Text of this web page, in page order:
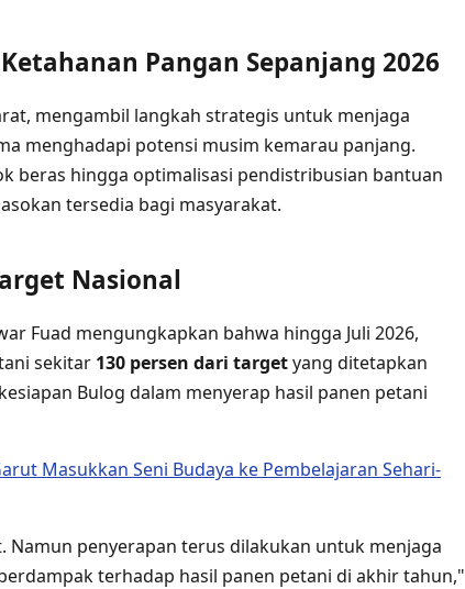
Pangan Sepanjang 2026
mengambil langkah strategis untuk menjaga
menghadapi potensi musim kemarau panjang.
beras hingga optimalisasi pendistribusian bantuan
tersedia bagi masyarakat.
Nasional
Fuad mengungkapkan bahwa hingga Juli 2026,
sekitar 130 persen dari targetyang ditetapkan
Bulog dalam menyerap hasil panen petani
Masukkan Seni Budaya ke Pembelajaran Sehari-
penyerapan terus dilakukan untuk menjaga
terhadap hasil panen petani di akhir tahun,"